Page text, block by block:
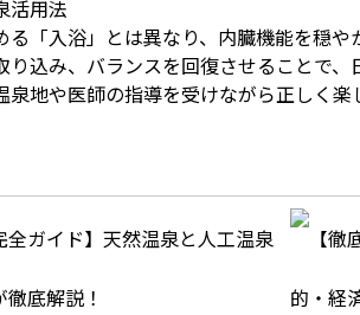
活用法
る「入浴」とは異なり、内臓機能を穏
り込み、バランスを回復させることで
泉地や医師の指導を受けながら正しく